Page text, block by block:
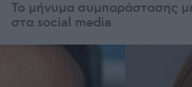
Το μήνυμα συμπαράστασης
στα social media